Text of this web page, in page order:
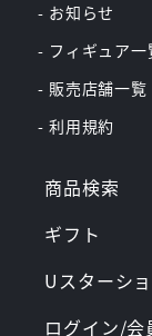
- お知らせ
- フィギュア一
- 販売店舗一覧
- 利用規約
商品検索
ギフト
Uスターシ
ログイン/会